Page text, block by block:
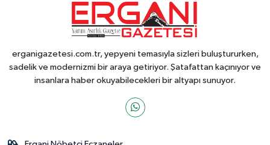
erganigazetesi.com.tr, yepyeni temasıyla sizleri buluştururken,
sadelik ve modernizmi bir araya getiriyor. Şatafattan kaçınıyor ve
insanlara haber okuyabilecekleri bir altyapı sunuyor.